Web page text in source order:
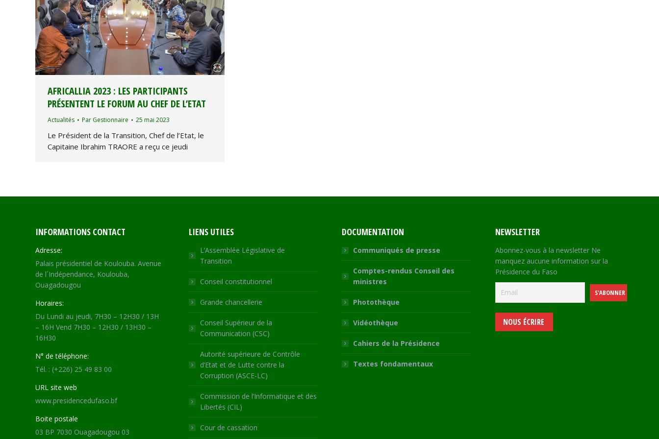
AFRICALLIA 2023 : LES PARTICIPANTS
PRÉSENTENT LE FORUM AU CHEF DE L’ETAT
Actualités Par Gestionnaire 25 mai 2023
Le Président de la Transition, Chef de l’Etat, le
Capitaine Ibrahim TRAORE a reçu ce jeudi
INFORMATIONS CONTACT
Adresse:
Palais présidentiel de Koulouba. Avenue
de l´Indépendance, Koulouba,
Ouagadougou
Horaires:
Du Lundi au jeudi, 7H30 – 12H30 / 13H
– 16H Vend 7H30 – 12H30 / 13H30 –
16H30
N° de téléphone:
Tél. : (+226) 25 49 83 00
URL site web
www.presidencedufaso.bf
Boite postale
03 BP 7030 Ouagadougou 03
LIENS UTILES
L’Assemblée Législative de
Transition
Conseil constitutionnel
Grande chancellerie
Conseil Supérieur de la
Communication (CSC)
Autorité supérieure de Contrôle
d’Etat et de Lutte contre la
Corruption (ASCE-LC)
Commission de l’Informatique et des
Libertés (CIL)
Cour de cassation
DOCUMENTATION
Communiqués de presse
Comptes-rendus Conseil des
ministres
Photothèque
Vidéothèque
Cahiers de la Présidence
Textes fondamentaux
NEWSLETTER
Abonnez-vous à la newsletter Ne
manquez aucune information sur la
Présidence du Faso
NOUS ÉCRIRE